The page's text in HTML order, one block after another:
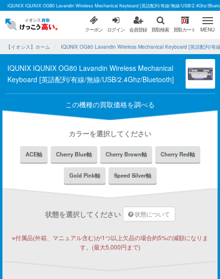
IQUNIX IQUNIX OG80 Lavandin Wireless Mechanical Keyboard [英語配列/有線/無線/USB/2.4Ghz/
クーポン ログイン 会員登録 買取検索
0
買取カート MENU
【イオシス】ホーム IQUNIX OG80 Lavandin Wireless Mechanical Keyboard [英語配列/有
IQUNIX IQUNIX OG80 Lavandin Wireless Mechanical
Keyboard [英語配列/有線/無線/USB/2.4Ghz/Bluetooth]
この機種の買取価格を調べる
カラーを選択してください
ACE軸 Cherry Blue軸 Cherry Brown軸 Cherry Red軸
Gold Pink軸 Speed Silver軸
状態を選択してください 状態について
※付属品(外箱、マニュアル含む)が1つ以上欠品の場合約5%の減額になりま
す。(最大5,000円まで)